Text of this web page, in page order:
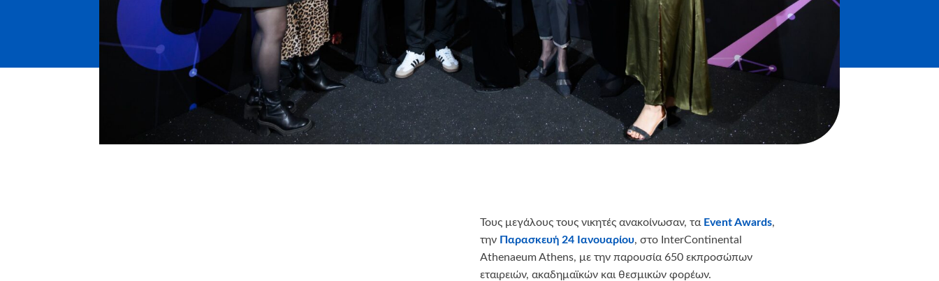
Τους μεγάλους τους νικητές ανακοίνωσαν, τα Εvent Awards,
την Παρασκευή 24 Ιανουαρίου, στο InterContinental
Athenaeum Athens, με την παρουσία 650 εκπροσώπων
εταιρειών, ακαδημαϊκών και θεσμικών φορέων.